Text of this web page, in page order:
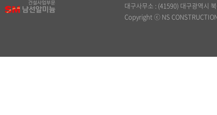
대구사무소 : (41590) 대구광역시
Copyright ⓒ NS